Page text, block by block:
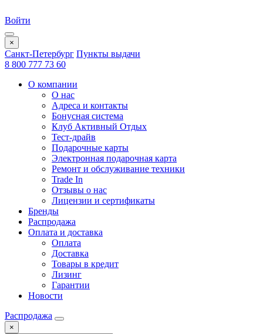
Войти
×
Санкт-Петербург Пункты выдачи
8 800 777 73 60
О компании
О нас
Адреса и контакты
Бонусная система
Клуб Активный Отдых
Тест-драйв
Подарочные карты
Электронная подарочная карта
Ремонт и обслуживание техники
Trade In
Отзывы о нас
Лицензии и сертификаты
Бренды
Распродажа
Оплата и доставка
Оплата
Доставка
Товары в кредит
Лизинг
Гарантии
Новости
Распродажа
×